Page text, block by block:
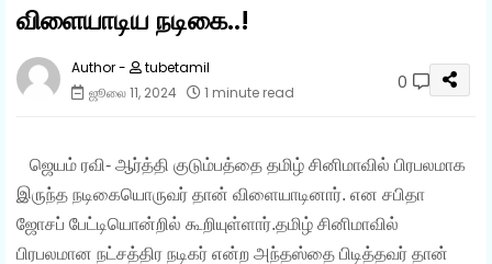
விளையாடிய நடிகை..!
tubetamil
ஜூலை 11, 2024
1 minute read 0
ஜெயம் ரவி- ஆர்த்தி குடும்பத்தை தமிழ் சினிமாவில் பிரபலமாக
இருந்த நடிகையொருவர் தான் விளையாடினார். என சபிதா
ஜோசப் பேட்டியொன்றில் கூறியுள்ளார்.தமிழ் சினிமாவில்
பிரபலமான நட்சத்திர நடிகர் என்ற அந்தஸ்தை பிடித்தவர் தான்